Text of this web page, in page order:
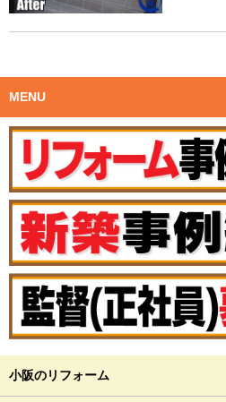
MENU
小阪のリフォーム